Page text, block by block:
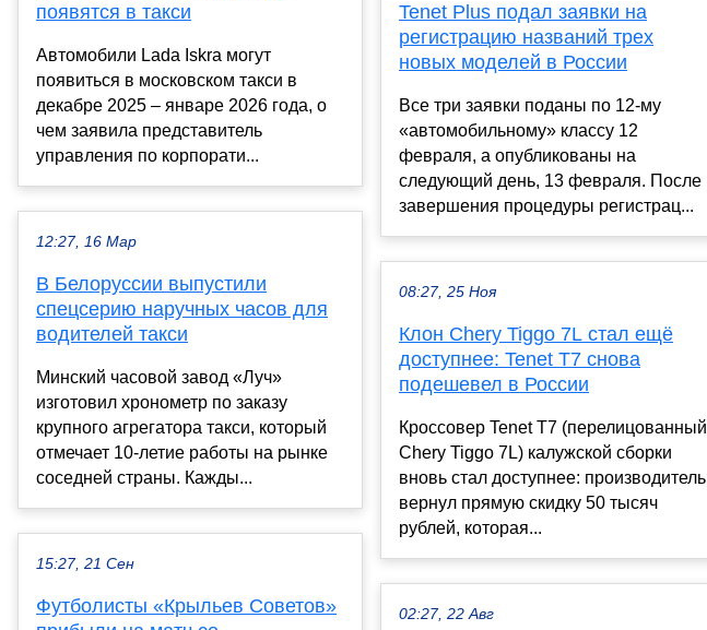
появятся в такси
Автомобили Lada Iskra могут
появиться в московском такси в
декабре 2025 – январе 2026 года, о
чем заявила представитель
управления по корпорати...
12:27, 16 Мар
В Белоруссии выпустили
спецсерию наручных часов для
водителей такси
Минский часовой завод «Луч»
изготовил хронометр по заказу
крупного агрегатора такси, который
отмечает 10-летие работы на рынке
соседней страны. Кажды...
15:27, 21 Сен
Футболисты «Крыльев Советов»
Tenet Plus подал заявки на
регистрацию названий трех
новых моделей в России
Все три заявки поданы по 12-му
«автомобильному» классу 12
февраля, а опубликованы на
следующий день, 13 февраля. После
завершения процедуры регистрац...
08:27, 25 Ноя
Клон Chery Tiggo 7L стал ещё
доступнее: Tenet T7 снова
подешевел в России
Кроссовер Tenet T7 (перелицованный
Chery Tiggo 7L) калужской сборки
вновь стал доступнее: производитель
вернул прямую скидку 50 тысяч
рублей, которая...
02:27, 22 Авг